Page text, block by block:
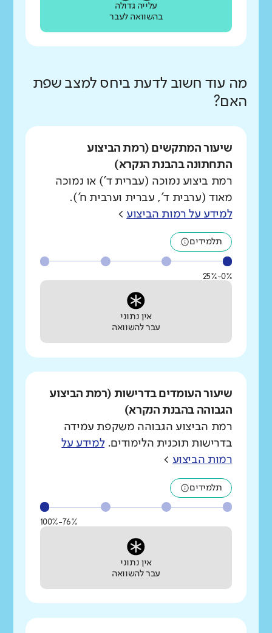
עלייה גדולה
בהשוואה לעבר
מה עוד חשוב לדעת ביחס למצב שפת
האם?
שיעור המתקשים (רמת הביצוע
התחתונה בהבנת הנקרא)
רמת ביצוע נמוכה (עברית ד') או נמוכה
מאוד (ערבית ד', עברית וערבית ח').
למידע על רמות הביצוע >
תלמידים
0%-25%
אין נתוני
עבר להשוואה
שיעור העומדים בדרישות (רמת הביצוע
הגבוהה בהבנת הנקרא)
רמת הביצוע הגבוהה משקפת עמידה
בדרישות תוכנית הלימודים.למידע על
רמות הביצוע >
תלמידים
76%-100%
אין נתוני
עבר להשוואה